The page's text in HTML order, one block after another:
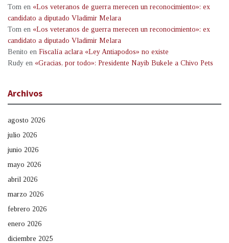
Tom en «Los veteranos de guerra merecen un reconocimiento»: ex
candidato a diputado Vladimir Melara
Tom en «Los veteranos de guerra merecen un reconocimiento»: ex
candidato a diputado Vladimir Melara
Benito en Fiscalía aclara «Ley Antiapodos» no existe
Rudy en «Gracias, por todo»: Presidente Nayib Bukele a Chivo Pets
Archivos
agosto 2026
julio 2026
junio 2026
mayo 2026
abril 2026
marzo 2026
febrero 2026
enero 2026
diciembre 2025